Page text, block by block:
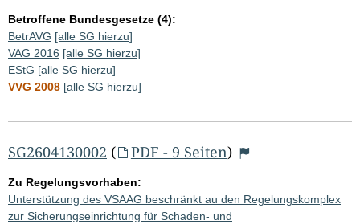
Betroffene Bundesgesetze (4):
BetrAVG [alle SG hierzu]
VAG 2016 [alle SG hierzu]
EStG [alle SG hierzu]
VVG 2008 [alle SG hierzu]
SG2604130002 ( PDF - 9 Seiten)
Zu Regelungsvorhaben:
Unterstützung des VSAAG beschränkt au den Regelungskomplex
zur Sicherungseinrichtung für Schaden- und